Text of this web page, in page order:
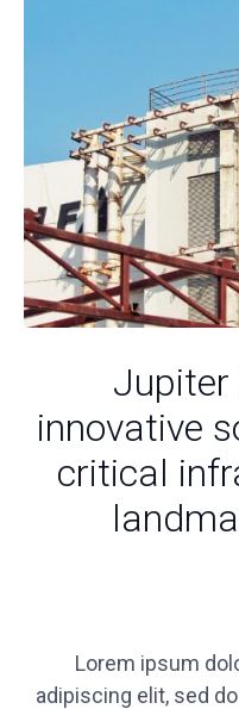
Jupiter
innovative
critical
Lorem ipsum
adipiscing elit, sed